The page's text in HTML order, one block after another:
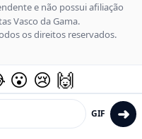
e não possui afiliação
Vasco da Gama.
os direitos reservados.
GIF ➜
😮 😢 🙌